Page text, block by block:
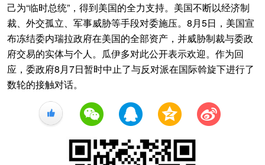
己为“临时总统”，得到美国的全力支持。美国不断以经济制
裁、外交孤立、军事威胁等手段对委施压。8月5日，美国宣
布冻结委内瑞拉政府在美国的全部资产，并威胁制裁与委政
府交易的实体与个人。瓜伊多对此公开表示欢迎。作为回
应，委政府8月7日暂时中止了与反对派在国际斡旋下进行了
数轮的接触对话。
+1